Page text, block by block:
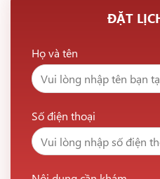
ĐẶT
Họ và tên
Số điện thoại